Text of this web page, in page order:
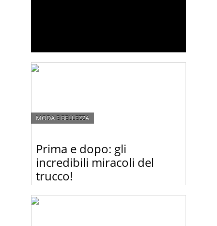
Prima e dopo: gli
incredibili miracoli del
trucco!
MODA E BELLEZZA
miracoli sui visi delle donne e le trasforma in star –
con il trucco! Guardate la gallery delle sue